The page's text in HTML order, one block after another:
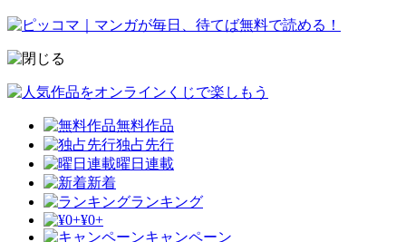
無料作品
独占先行
曜日連載
新着
ランキング
¥0+
キャンペーン